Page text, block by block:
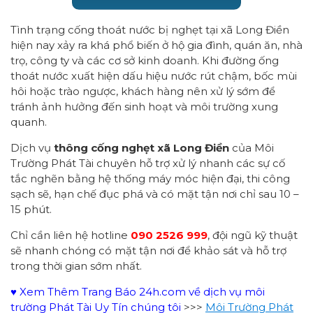
Tình trạng cống thoát nước bị nghẹt tại xã Long Điền
hiện nay xảy ra khá phổ biến ở hộ gia đình, quán ăn, nhà
trọ, công ty và các cơ sở kinh doanh. Khi đường ống
thoát nước xuất hiện dấu hiệu nước rút chậm, bốc mùi
hôi hoặc trào ngược, khách hàng nên xử lý sớm để
tránh ảnh hưởng đến sinh hoạt và môi trường xung
quanh.
Dịch vụ thông cống nghẹt xã Long Điền của Môi
Trường Phát Tài chuyên hỗ trợ xử lý nhanh các sự cố
tắc nghẽn bằng hệ thống máy móc hiện đại, thi công
sạch sẽ, hạn chế đục phá và có mặt tận nơi chỉ sau 10 –
15 phút.
Chỉ cần liên hệ hotline 090 2526 999, đội ngũ kỹ thuật
sẽ nhanh chóng có mặt tận nơi để khảo sát và hỗ trợ
trong thời gian sớm nhất.
♥ Xem Thêm Trang Báo 24h.com về dịch vụ môi
trường Phát Tài Uy Tín chúng tôi >>> Môi Trường Phát